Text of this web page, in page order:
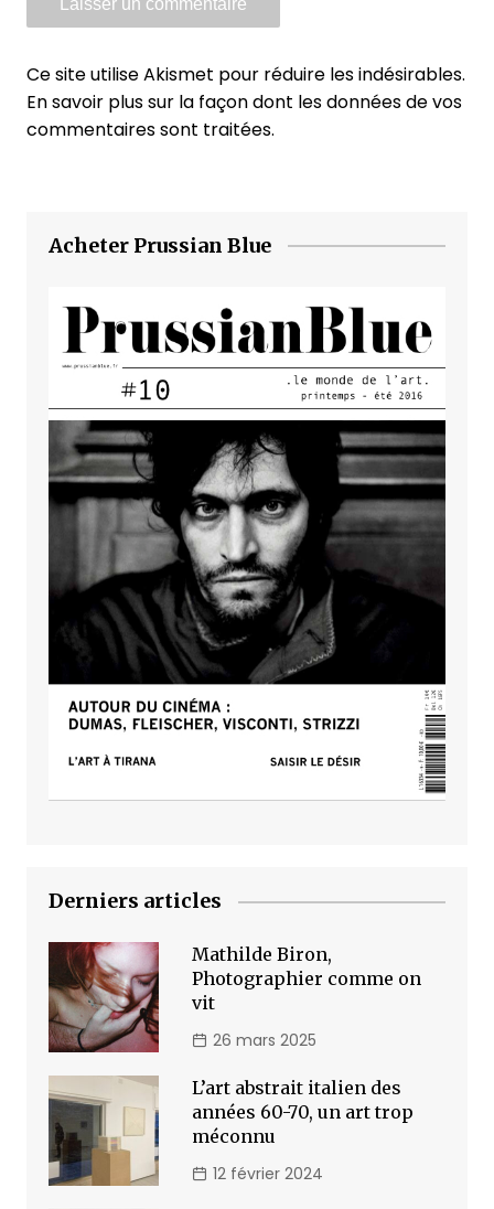
Ce site utilise Akismet pour réduire les indésirables.
En savoir plus sur la façon dont les données de vos
commentaires sont traitées.
Acheter Prussian Blue
Derniers articles
Mathilde Biron,
Photographier comme on
vit
26 mars 2025
L’art abstrait italien des
années 60-70, un art trop
méconnu
12 février 2024